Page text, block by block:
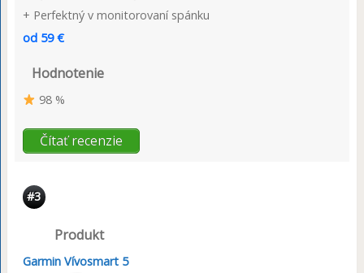
+ Perfektný v monitorovaní spánku
od 59 €
Hodnotenie
98 %
Čítať recenzie
#3
Produkt
Garmin Vívosmart 5